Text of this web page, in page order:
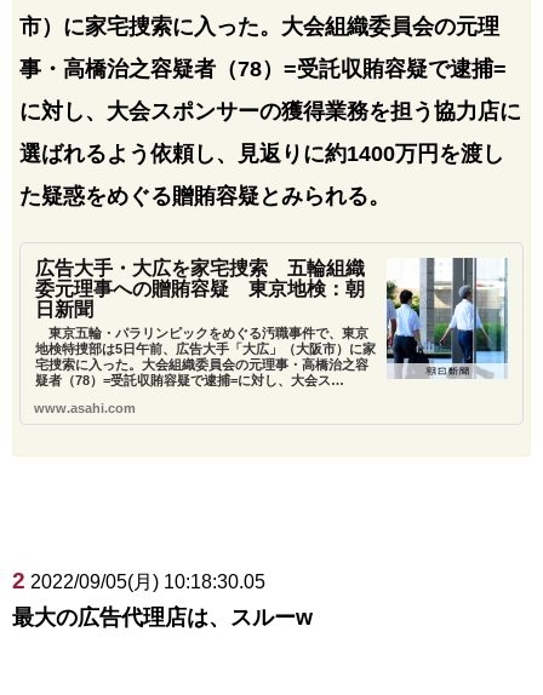
市）に家宅捜索に入った。大会組織委員会の元理
事・高橋治之容疑者（78）=受託収賄容疑で逮捕=
に対し、大会スポンサーの獲得業務を担う協力店に
選ばれるよう依頼し、見返りに約1400万円を渡し
た疑惑をめぐる贈賄容疑とみられる。
広告大手・大広を家宅捜索 五輪組織
委元理事への贈賄容疑 東京地検：朝
日新聞
東京五輪・パラリンピックをめぐる汚職事件で、東京
地検特捜部は5日午前、広告大手「大広」（大阪市）に家
宅捜索に入った。大会組織委員会の元理事・高橋治之容
疑者（78）=受託収賄容疑で逮捕=に対し、大会ス…
www.asahi.com
2 2022/09/05(月) 10:18:30.05
最大の広告代理店は、スルーw